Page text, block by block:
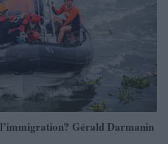
Gérald Darmanin